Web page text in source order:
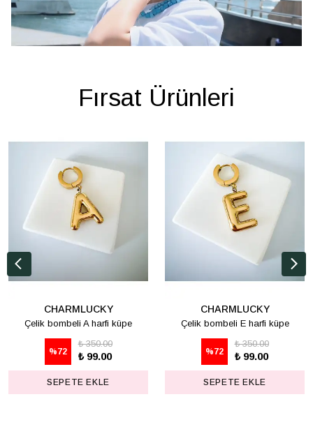
Fırsat Ürünleri
CHARMLUCKY
Çelik bombeli A harfi küpe
%72
₺ 350.00
₺ 99.00
SEPETE EKLE
CHARMLUCKY
Çelik bombeli E harfi küpe
%72
₺ 350.00
₺ 99.00
SEPETE EKLE